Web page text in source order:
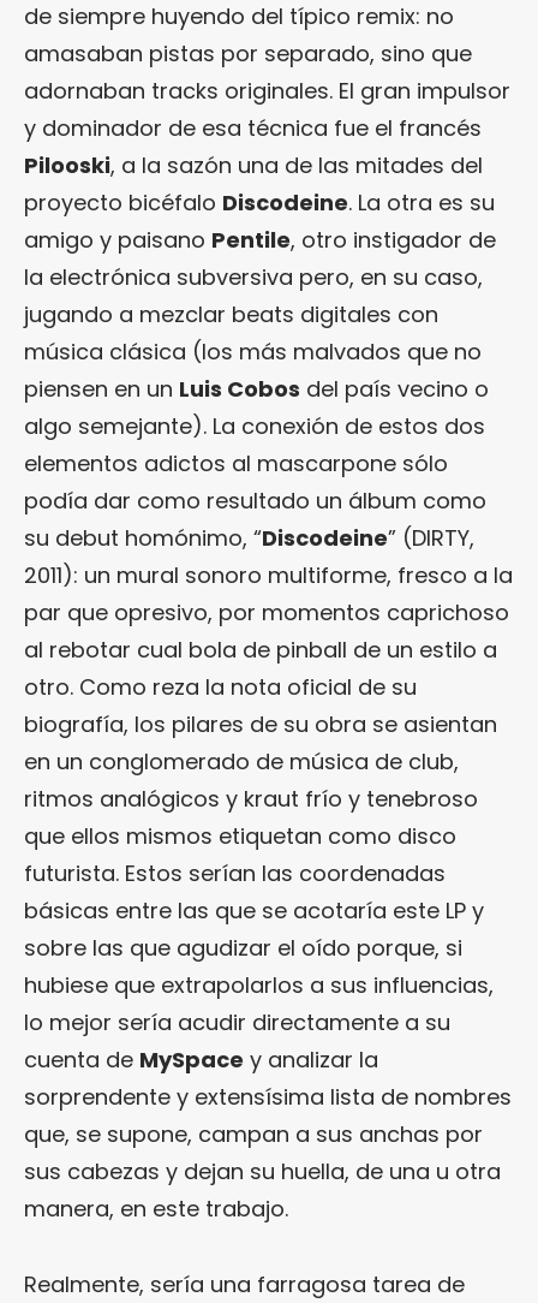
de siempre huyendo del típico remix: no
amasaban pistas por separado, sino que
adornaban tracks originales. El gran impulsor
y dominador de esa técnica fue el francés
Pilooski, a la sazón una de las mitades del
proyecto bicéfalo Discodeine. La otra es su
amigo y paisano Pentile, otro instigador de
la electrónica subversiva pero, en su caso,
jugando a mezclar beats digitales con
música clásica (los más malvados que no
piensen en un Luis Cobos del país vecino o
algo semejante). La conexión de estos dos
elementos adictos al mascarpone sólo
podía dar como resultado un álbum como
su debut homónimo, “Discodeine” (DIRTY,
2011): un mural sonoro multiforme, fresco a la
par que opresivo, por momentos caprichoso
al rebotar cual bola de pinball de un estilo a
otro. Como reza la nota oficial de su
biografía, los pilares de su obra se asientan
en un conglomerado de música de club,
ritmos analógicos y kraut frío y tenebroso
que ellos mismos etiquetan como disco
futurista. Estos serían las coordenadas
básicas entre las que se acotaría este LP y
sobre las que agudizar el oído porque, si
hubiese que extrapolarlos a sus influencias,
lo mejor sería acudir directamente a su
cuenta de MySpace y analizar la
sorprendente y extensísima lista de nombres
que, se supone, campan a sus anchas por
sus cabezas y dejan su huella, de una u otra
manera, en este trabajo.
Realmente, sería una farragosa tarea de